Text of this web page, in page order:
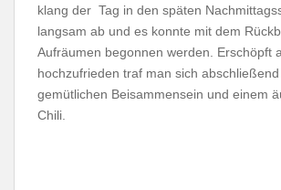
klang der Tag in den späten
langsam ab und es konnte mit dem
Aufräumen begonnen werden. Erschöpft
hochzufrieden traf man sich
gemütlichen Beisammensein und einem
Chili.